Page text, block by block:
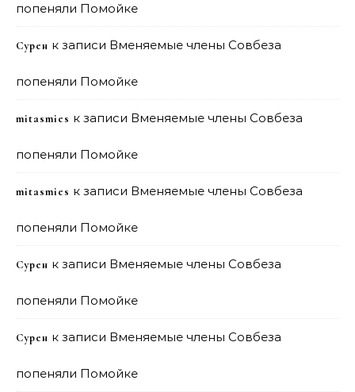
попеняли Помойке
Сурен к записи Вменяемые члены Совбеза
попеняли Помойке
mitasmies к записи Вменяемые члены Совбеза
попеняли Помойке
mitasmies к записи Вменяемые члены Совбеза
попеняли Помойке
Сурен к записи Вменяемые члены Совбеза
попеняли Помойке
Сурен к записи Вменяемые члены Совбеза
попеняли Помойке